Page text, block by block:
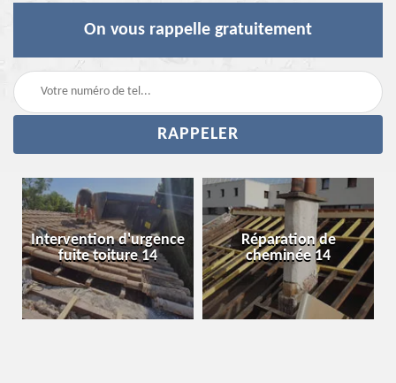
On vous rappelle gratuitement
Intervention d'urgence
fuite toiture 14
Réparation de
cheminée 14